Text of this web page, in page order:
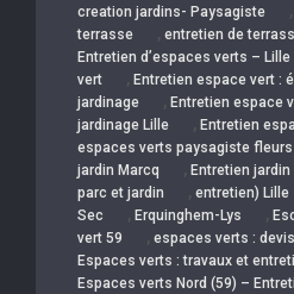
creation jardins- Paysagiste
,
terrasse
, entretien de
Entretien d’espaces verts – Lille
vert
, Entretien espace vert :
jardinage
, Entretien espace
jardinage Lille
, Entretien
espaces verts paysagiste
jardin Marcq
, Entretien jardin
parc et jardin
, entretien) Lille
Sec
, Erquinghem-Lys ,
vert 59
, espaces verts :
Espaces verts : travaux et
Espaces verts Nord (59) –